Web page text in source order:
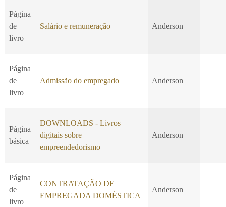
Página
de
livro
Salário e remuneração Anderson
Página
de
livro
Admissão do empregado Anderson
Página
básica
DOWNLOADS - Livros
digitais sobre
empreendedorismo
Anderson
Página
de
livro
CONTRATAÇÃO DE
EMPREGADA DOMÉSTICA
Anderson